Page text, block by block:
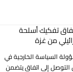
تفكيك أسلحة
من غزة
السياسة الخارجية في
التوصل إلى اتفاق يتضمن